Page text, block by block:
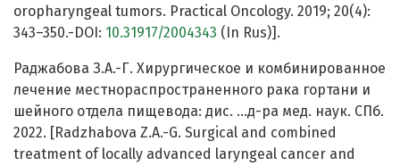
oropharyngeal tumors. Practical Oncology. 2019; 20(4):
343–350.-DOI: 10.31917/2004343 (In Rus)].
Раджабова З.А.-Г. Хирургическое и комбинированное
лечение местнораспространенного рака гортани и
шейного отдела пищевода: дис. …д-ра мед. наук. СПб.
2022. [Radzhabova Z.A.-G. Surgical and combined
treatment of locally advanced laryngeal cancer and